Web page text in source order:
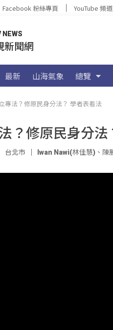
Facebook 粉絲專頁 YouTube 頻道
NEWS
新聞網
最新 山海氣象 總覽
專法？修原民身分法？ 學者表看法
？修原民身分法
台北市 Iwan Nawi(林佳慧) 、 陳